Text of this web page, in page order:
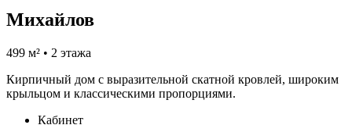
Михайлов
499 м² • 2 этажа
Кирпичный дом с выразительной скатной кровлей, широким
крыльцом и классическими пропорциями.
Кабинет